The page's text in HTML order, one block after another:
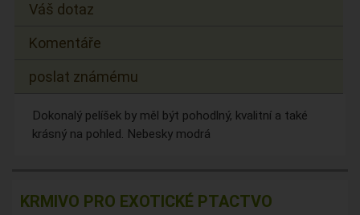
Váš dotaz
Komentáře
poslat známému
Dokonalý pelíšek by měl být pohodlný, kvalitní a také
krásný na pohled. Nebesky modrá
KRMIVO PRO EXOTICKÉ PTACTVO